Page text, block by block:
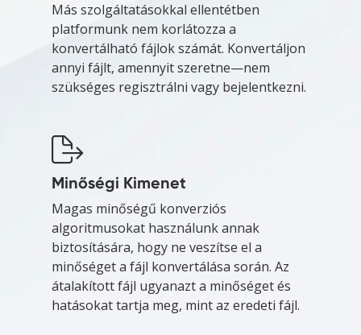
Más szolgáltatásokkal ellentétben
platformunk nem korlátozza a
konvertálható fájlok számát. Konvertáljon
annyi fájlt, amennyit szeretne—nem
szükséges regisztrálni vagy bejelentkezni.
Minőségi Kimenet
Magas minőségű konverziós
algoritmusokat használunk annak
biztosítására, hogy ne veszítse el a
minőséget a fájl konvertálása során. Az
átalakított fájl ugyanazt a minőséget és
hatásokat tartja meg, mint az eredeti fájl.